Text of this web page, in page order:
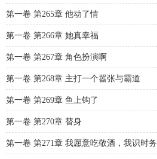
第一卷 第265章 他动了情
第一卷 第266章 她真幸福
第一卷 第267章 角色扮演啊
第一卷 第268章 主打一个嚣张与霸道
第一卷 第269章 鱼上钩了
第一卷 第270章 替身
第一卷 第271章 我愿意吃敬酒，我识时务